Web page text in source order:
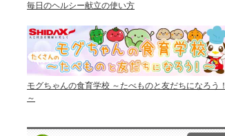
毎日のヘルシー献立の使い方
モグちゃんの食育学校 ～たべものと友だちになろう！
～